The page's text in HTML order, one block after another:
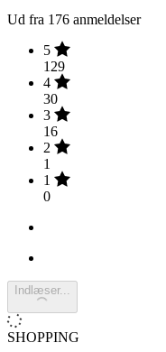
Ud fra 176 anmeldelser
5
129
4
30
3
16
2
1
1
0
Indlæser...
SHOPPING